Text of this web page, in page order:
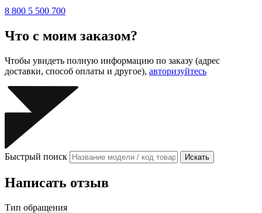
8 800 5 500 700
Что с моим заказом?
Чтобы увидеть полную информацию по заказу (адрес
доставки, способ оплаты и другое), авторизуйтесь
Быстрый поиск Искать
Написать отзыв
Тип обращения